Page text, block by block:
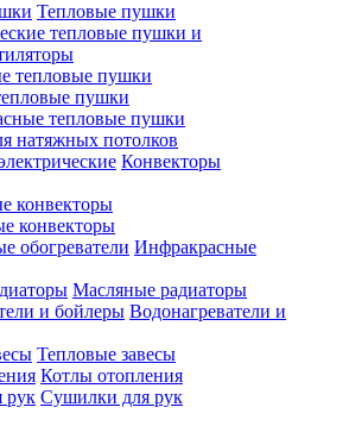
Тепловые пушки
тепловые пушки и
тепловые пушки
пушки
тепловые пушки
натяжных потолков
Конвекторы
конвекторы
конвекторы
Инфракрасные
Масляные радиаторы
Водонагреватели и
Тепловые завесы
Котлы отопления
Сушилки для рук